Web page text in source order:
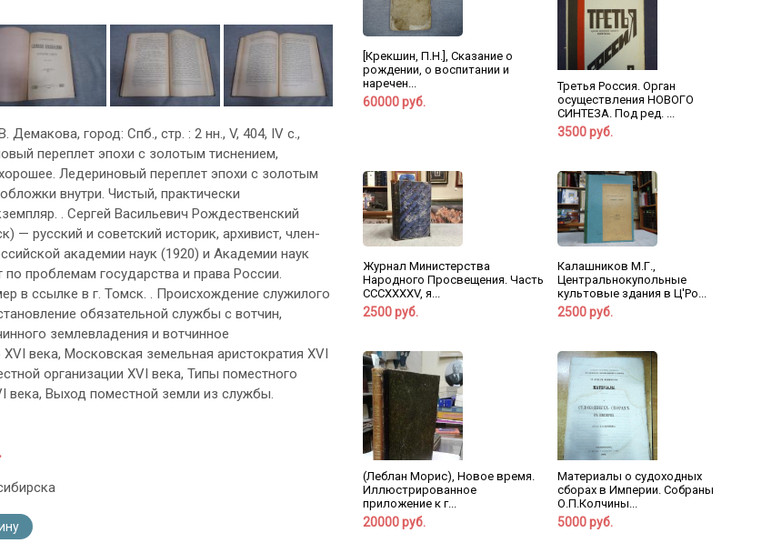
Демакова, город: Спб., стр. : 2 нн., V, 404, IV с.,
переплет эпохи с золотым тиснением,
Ледериновый переплет эпохи с золотым
внутри. Чистый, практически
. Сергей Васильевич Рождественский
— русский и советский историк, архивист, член-
академии наук (1920) и Академии наук
проблемам государства и права России.
в ссылке в г. Томск. . Происхождение служилого
обязательной службы с вотчин,
землевладения и вотчинное
века, Московская земельная аристократия XVI
организации XVI века, Типы поместного
века, Выход поместной земли из службы.
[Крекшин, П.Н.], Сказание о
рождении, о воспитании и
наречен...
60000 руб.
Третья Россия. Орган
осуществления НОВОГО
СИНТЕЗА. Под ред. ...
3500 руб.
Журнал Министерства
Народного Просвещения. Часть
CCCXXXXV, я...
2500 руб.
Калашников М.Г.,
Центральнокупольные
культовые здания в Ц'Ро...
2500 руб.
(Леблан Морис), Новое время.
Иллюстрированное
приложение к г...
20000 руб.
Материалы о судоходных
сборах в Империи. Собраны
О.П.Колчины...
5000 руб.